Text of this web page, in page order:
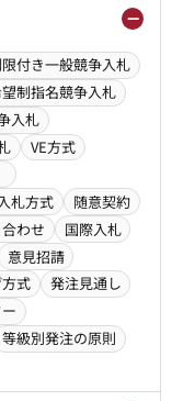
付き一般競争入札
制指名競争入札
入札
VE方式
札方式
随意契約
わせ
国際入札
意見招請
式
発注見通し
等級別発注の原則